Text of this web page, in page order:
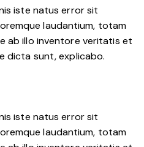
iste natus error sit
laudantium, totam
ab illo inventore veritatis et
dicta sunt, explicabo.
iste natus error sit
laudantium, totam